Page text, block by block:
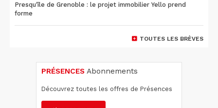
Presqu'île de Grenoble : le projet immobilier Yello prend
forme
TOUTES LES BRÈVES
PRÉSENCES Abonnements
Découvrez toutes les offres de Présences